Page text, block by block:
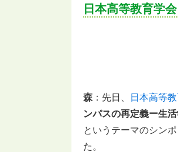
日本高等教育学
森 ：先日、 日本高等
ンパスの再定義ー生
というテーマのシン
た。